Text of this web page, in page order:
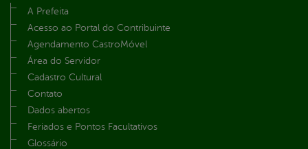
A Prefeita
Acesso ao Portal do Contribuinte
Agendamento CastroMóvel
Área do Servidor
Cadastro Cultural
Contato
Dados abertos
Feriados e Pontos Facultativos
Glossário